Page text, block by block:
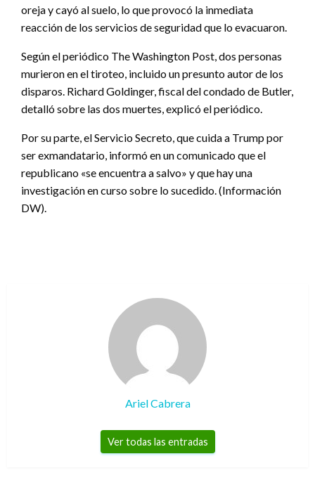
oreja y cayó al suelo, lo que provocó la inmediata
reacción de los servicios de seguridad que lo evacuaron.
Según el periódico The Washington Post, dos personas
murieron en el tiroteo, incluido un presunto autor de los
disparos. Richard Goldinger, fiscal del condado de Butler,
detalló sobre las dos muertes, explicó el periódico.
Por su parte, el Servicio Secreto, que cuida a Trump por
ser exmandatario, informó en un comunicado que el
republicano «se encuentra a salvo» y que hay una
investigación en curso sobre lo sucedido. (Información
DW).
Ariel Cabrera
Ver todas las entradas